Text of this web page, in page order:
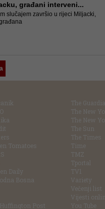
građani interveni...
slučajem završio u rijeci Miljacki,
Tomatoes
Daily
Bosna
Post
The
The New
The New
The Sun
The Times
Time
TMZ
Tportal
TV1
Variety
Večenji list
Vijesti
You Tube